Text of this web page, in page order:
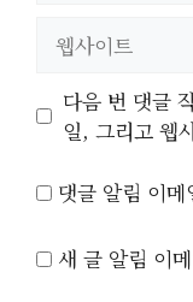
트
다음 번 댓글
일, 그리고 웹
댓글 알림 이메
새 글 알림 이